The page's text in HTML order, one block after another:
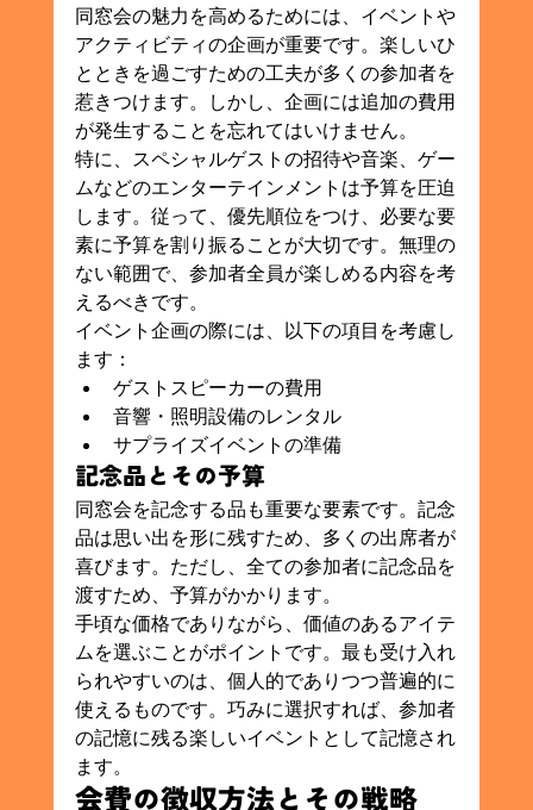
同窓会の魅力を高めるためには、イベントや
アクティビティの企画が重要です。楽しいひ
とときを過ごすための工夫が多くの参加者を
惹きつけます。しかし、企画には追加の費用
が発生することを忘れてはいけません。
特に、スペシャルゲストの招待や音楽、ゲー
ムなどのエンターテインメントは予算を圧迫
します。従って、優先順位をつけ、必要な要
素に予算を割り振ることが大切です。無理の
ない範囲で、参加者全員が楽しめる内容を考
えるべきです。
イベント企画の際には、以下の項目を考慮し
ます：
ゲストスピーカーの費用
音響・照明設備のレンタル
サプライズイベントの準備
記念品とその予算
同窓会を記念する品も重要な要素です。記念
品は思い出を形に残すため、多くの出席者が
喜びます。ただし、全ての参加者に記念品を
渡すため、予算がかかります。
手頃な価格でありながら、価値のあるアイテ
ムを選ぶことがポイントです。最も受け入れ
られやすいのは、個人的でありつつ普遍的に
使えるものです。巧みに選択すれば、参加者
の記憶に残る楽しいイベントとして記憶され
ます。
会費の徴収方法とその戦略